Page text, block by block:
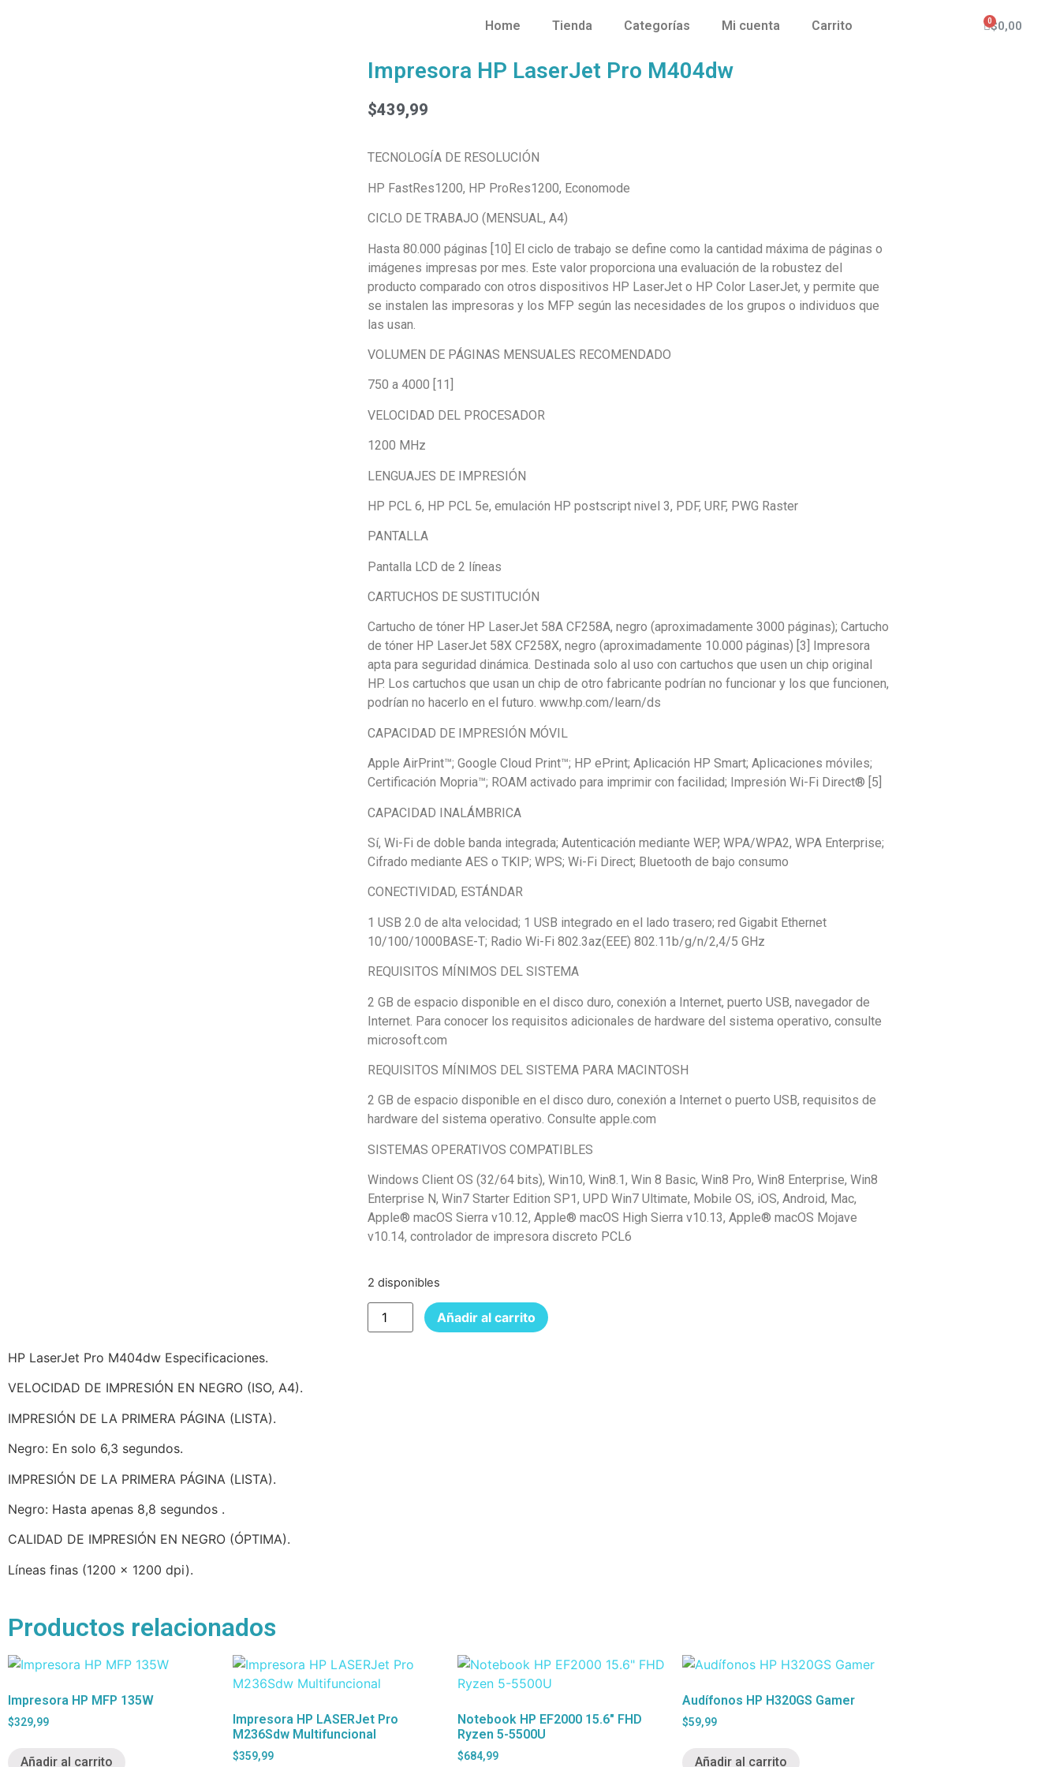
Home Tienda Categorías Mi cuenta Carrito $0,00
Impresora HP LaserJet Pro M404dw
$439,99
TECNOLOGÍA DE RESOLUCIÓN
HP FastRes1200, HP ProRes1200, Economode
CICLO DE TRABAJO (MENSUAL, A4)
Hasta 80.000 páginas [10] El ciclo de trabajo se define como la cantidad máxima de páginas o
imágenes impresas por mes. Este valor proporciona una evaluación de la robustez del
producto comparado con otros dispositivos HP LaserJet o HP Color LaserJet, y permite que
se instalen las impresoras y los MFP según las necesidades de los grupos o individuos que
las usan.
VOLUMEN DE PÁGINAS MENSUALES RECOMENDADO
750 a 4000 [11]
VELOCIDAD DEL PROCESADOR
1200 MHz
LENGUAJES DE IMPRESIÓN
HP PCL 6, HP PCL 5e, emulación HP postscript nivel 3, PDF, URF, PWG Raster
PANTALLA
Pantalla LCD de 2 líneas
CARTUCHOS DE SUSTITUCIÓN
Cartucho de tóner HP LaserJet 58A CF258A, negro (aproximadamente 3000 páginas); Cartucho
de tóner HP LaserJet 58X CF258X, negro (aproximadamente 10.000 páginas) [3] Impresora
apta para seguridad dinámica. Destinada solo al uso con cartuchos que usen un chip original
HP. Los cartuchos que usan un chip de otro fabricante podrían no funcionar y los que funcionen,
podrían no hacerlo en el futuro. www.hp.com/learn/ds
CAPACIDAD DE IMPRESIÓN MÓVIL
Apple AirPrint™; Google Cloud Print™; HP ePrint; Aplicación HP Smart; Aplicaciones móviles;
Certificación Mopria™; ROAM activado para imprimir con facilidad; Impresión Wi-Fi Direct® [5]
CAPACIDAD INALÁMBRICA
Sí, Wi-Fi de doble banda integrada; Autenticación mediante WEP, WPA/WPA2, WPA Enterprise;
Cifrado mediante AES o TKIP; WPS; Wi-Fi Direct; Bluetooth de bajo consumo
CONECTIVIDAD, ESTÁNDAR
1 USB 2.0 de alta velocidad; 1 USB integrado en el lado trasero; red Gigabit Ethernet
10/100/1000BASE-T; Radio Wi-Fi 802.3az(EEE) 802.11b/g/n/2,4/5 GHz
REQUISITOS MÍNIMOS DEL SISTEMA
2 GB de espacio disponible en el disco duro, conexión a Internet, puerto USB, navegador de
Internet. Para conocer los requisitos adicionales de hardware del sistema operativo, consulte
microsoft.com
REQUISITOS MÍNIMOS DEL SISTEMA PARA MACINTOSH
2 GB de espacio disponible en el disco duro, conexión a Internet o puerto USB, requisitos de
hardware del sistema operativo. Consulte apple.com
SISTEMAS OPERATIVOS COMPATIBLES
Windows Client OS (32/64 bits), Win10, Win8.1, Win 8 Basic, Win8 Pro, Win8 Enterprise, Win8
Enterprise N, Win7 Starter Edition SP1, UPD Win7 Ultimate, Mobile OS, iOS, Android, Mac,
Apple® macOS Sierra v10.12, Apple® macOS High Sierra v10.13, Apple® macOS Mojave
v10.14, controlador de impresora discreto PCL6
2 disponibles
Añadir al carrito
HP LaserJet Pro M404dw Especificaciones.
VELOCIDAD DE IMPRESIÓN EN NEGRO (ISO, A4).
IMPRESIÓN DE LA PRIMERA PÁGINA (LISTA).
Negro: En solo 6,3 segundos.
IMPRESIÓN DE LA PRIMERA PÁGINA (LISTA).
Negro: Hasta apenas 8,8 segundos .
CALIDAD DE IMPRESIÓN EN NEGRO (ÓPTIMA).
Líneas finas (1200 x 1200 dpi).
Productos relacionados
Impresora HP MFP 135W
$329,99
Añadir al carrito
Impresora HP LASERJet Pro
M236Sdw Multifuncional
$359,99
Notebook HP EF2000 15.6″ FHD
Ryzen 5-5500U
$684,99
Audífonos HP H320GS Gamer
$59,99
Añadir al carrito